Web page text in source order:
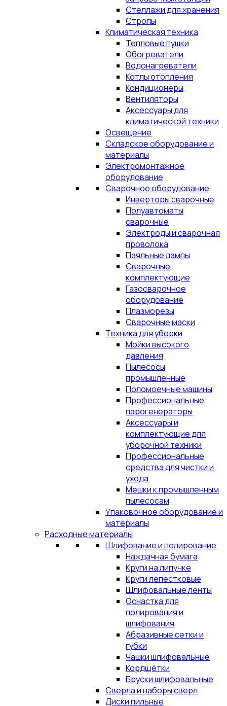
Стеллажи для хранения
Стропы
Климатическая техника
Тепловые пушки
Обогреватели
Водонагреватели
Котлы отопления
Кондиционеры
Вентиляторы
Аксессуары для
климатической техники
Освещение
Складское оборудование и
материалы
Электромонтажное
оборудование
Сварочное оборудование
Инверторы сварочные
Полуавтоматы
сварочные
Электроды и сварочная
проволока
Паяльные лампы
Сварочные
комплектующие
Газосварочное
оборудование
Плазморезы
Сварочные маски
Техника для уборки
Мойки высокого
давления
Пылесосы
промышленные
Поломоечные машины
Профессиональные
парогенераторы
Аксессуары и
комплектующие для
уборочной техники
Профессиональные
средства для чистки и
ухода
Мешки к промышленным
пылесосам
Упаковочное оборудование и
материалы
Расходные материалы
Шлифование и полирование
Наждачная бумага
Круги на липучке
Круги лепестковые
Шлифовальные ленты
Оснастка для
полирования и
шлифования
Абразивные сетки и
губки
Чашки шлифовальные
Кордщётки
Бруски шлифовальные
Сверла и наборы сверл
Диски пильные